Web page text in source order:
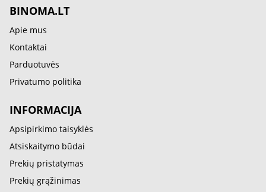
BINOMA.LT
Apie mus
Kontaktai
Parduotuvės
Privatumo politika
INFORMACIJA
Apsipirkimo taisyklės
Atsiskaitymo būdai
Prekių pristatymas
Prekių grąžinimas